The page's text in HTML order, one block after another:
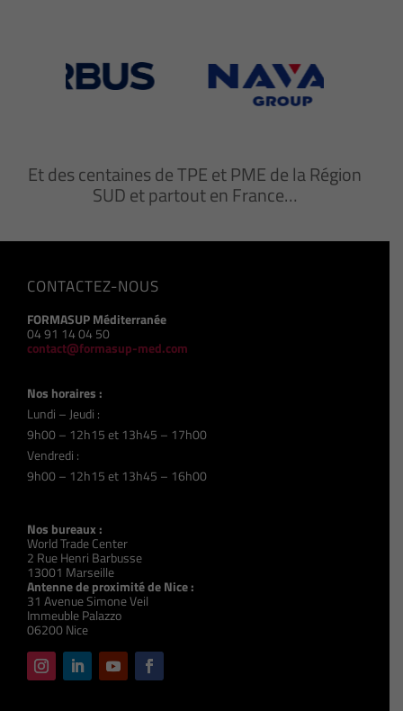
Et des centaines de TPE et PME de la Région
SUD et partout en France…
CONTACTEZ-NOUS
FORMASUP Méditerranée
04 91 14 04 50
contact@formasup-med.com
Nos horaires :
Lundi – Jeudi :
9h00 – 12h15 et 13h45 – 17h00
Vendredi :
9h00 – 12h15 et 13h45 – 16h00
Nos bureaux :
World Trade Center
2 Rue Henri Barbusse
13001 Marseille
Antenne de proximité de Nice :
31 Avenue Simone Veil
Immeuble Palazzo
06200 Nice